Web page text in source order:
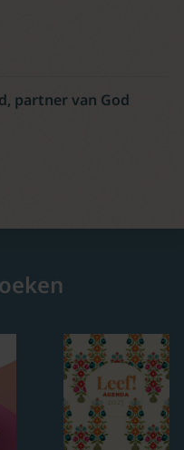
partner van God